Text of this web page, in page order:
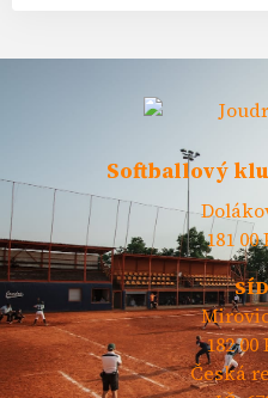
Softballový
181 00
182 00
Česká